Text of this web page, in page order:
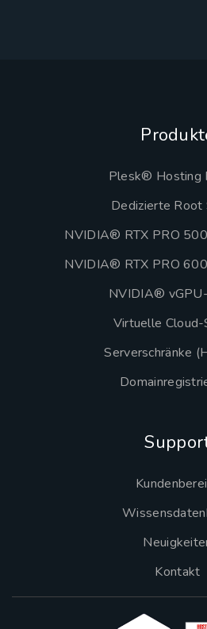
Plesk® Hosting
Dedizierte Root
NVIDIA® RTX PRO
NVIDIA® RTX PRO
NVIDIA®
Virtuelle Cloud-
Serverschränke
Kontakt